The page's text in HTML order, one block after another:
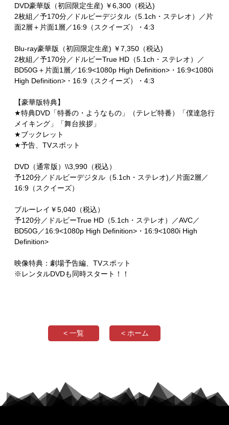
DVD豪華版（初回限定生産) ￥6,300（税込)
2枚組／予170分／ドルビーデジタル（5.1ch・ステレオ）／片
面2層＋片面1層／16:9（スクイーズ）・4:3
Blu-ray豪華版（初回限定生産) ￥7,350（税込)
2枚組／予170分／ドルビーTrue HD（5.1ch・ステレオ）／
BD50G＋片面1層／16:9<1080p High Definition>・16:9<1080i
High Definition>・16:9（スクイーズ）・4:3
【豪華版特典】
★特典DVD「特番の・ようなもの」（テレビ特番）「僕達急行
メイキング」「舞台挨拶」
★ブックレット
★予告、TVスポット
DVD（通常版）\\3,990（税込）
予120分／ドルビーデジタル（5.1ch・ステレオ)／片面2層／
16:9（スクイーズ）
ブルーレイ￥5,040（税込）
予120分／ドルビーTrue HD（5.1ch・ステレオ）／AVC／
BD50G／16:9<1080p High Definition>・16:9<1080i High
Definition>
映像特典：劇場予告編、TVスポット
※レンタルDVDも同時スタート！！
< 一覧 < ホーム